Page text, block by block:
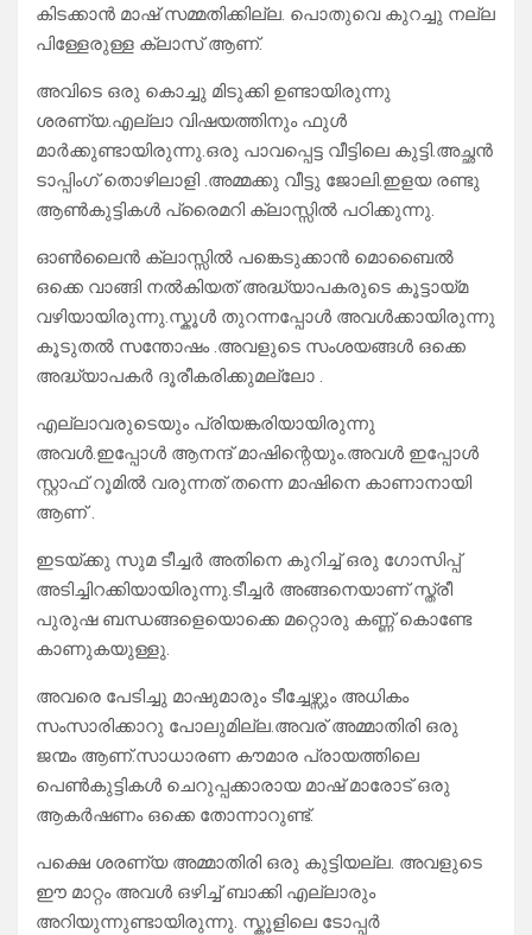
കിടക്കാൻ മാഷ് സമ്മതിക്കില്ല. പൊതുവെ കുറച്ചു നല്ല
പിള്ളേരുള്ള ക്ലാസ് ആണ്.
അവിടെ ഒരു കൊച്ചു മിടുക്കി ഉണ്ടായിരുന്നു
ശരണ്യ.എല്ലാ വിഷയത്തിനും ഫുൾ
മാർക്കുണ്ടായിരുന്നു.ഒരു പാവപ്പെട്ട വീട്ടിലെ കുട്ടി.അച്ഛൻ
ടാപ്പിംഗ് തൊഴിലാളി .അമ്മക്കു വീട്ടു ജോലി.ഇളയ രണ്ടു
ആൺകുട്ടികൾ പ്രൈമറി ക്ലാസ്സിൽ പഠിക്കുന്നു.
ഓൺലൈൻ ക്ലാസ്സിൽ പങ്കെടുക്കാൻ മൊബൈൽ
ഒക്കെ വാങ്ങി നൽകിയത് അദ്ധ്യാപകരുടെ കൂട്ടായ്മ
വഴിയായിരുന്നു.സ്കൂൾ തുറന്നപ്പോൾ അവൾക്കായിരുന്നു
കൂടുതൽ സന്തോഷം .അവളുടെ സംശയങ്ങൾ ഒക്കെ
അദ്ധ്യാപകർ ദൂരീകരിക്കുമല്ലോ .
എല്ലാവരുടെയും പ്രിയങ്കരിയായിരുന്നു
അവൾ.ഇപ്പോൾ ആനന്ദ് മാഷിന്റെയും.അവൾ ഇപ്പോൾ
സ്റ്റാഫ് റൂമിൽ വരുന്നത് തന്നെ മാഷിനെ കാണാനായി
ആണ് .
ഇടയ്ക്കു സുമ ടീച്ചർ അതിനെ കുറിച്ച് ഒരു ഗോസിപ്പ്
അടിച്ചിറക്കിയായിരുന്നു.ടീച്ചർ അങ്ങനെയാണ് സ്ത്രീ
പുരുഷ ബന്ധങ്ങളെയൊക്കെ മറ്റൊരു കണ്ണ് കൊണ്ടേ
കാണുകയുള്ളു.
അവരെ പേടിച്ചു മാഷുമാരും ടീച്ചേഴ്സും അധികം
സംസാരിക്കാറു പോലുമില്ല.അവര് അമ്മാതിരി ഒരു
ജന്മം ആണ്.സാധാരണ കൗമാര പ്രായത്തിലെ
പെൺകുട്ടികൾ ചെറുപ്പക്കാരായ മാഷ് മാരോട് ഒരു
ആകർഷണം ഒക്കെ തോന്നാറുണ്ട്.
പക്ഷെ ശരണ്യ അമ്മാതിരി ഒരു കുട്ടിയല്ല. അവളുടെ
ഈ മാറ്റം അവൾ ഒഴിച്ച് ബാക്കി എല്ലാരും
അറിയുന്നുണ്ടായിരുന്നു. സ്കൂളിലെ ടോപ്പർ